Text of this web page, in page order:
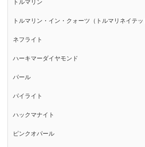
トルマリン
トルマリン・イン・クォーツ（トルマリネイテッ
ネフライト
ハーキマーダイヤモンド
パール
パイライト
ハックマナイト
ピンクオパール